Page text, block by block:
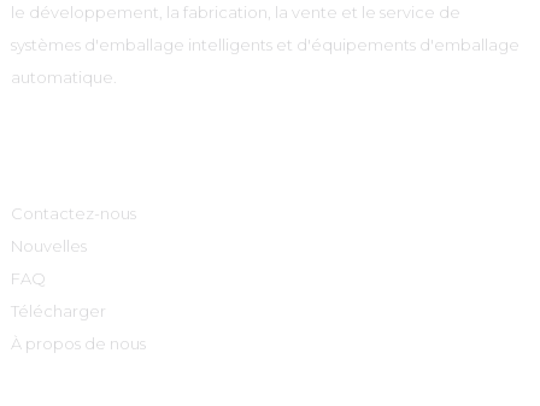
le développement, la fabrication, la vente et le service de
systèmes d'emballage intelligents et d'équipements d'emballage
automatique.
Contactez-nous
Nouvelles
FAQ
Télécharger
À propos de nous